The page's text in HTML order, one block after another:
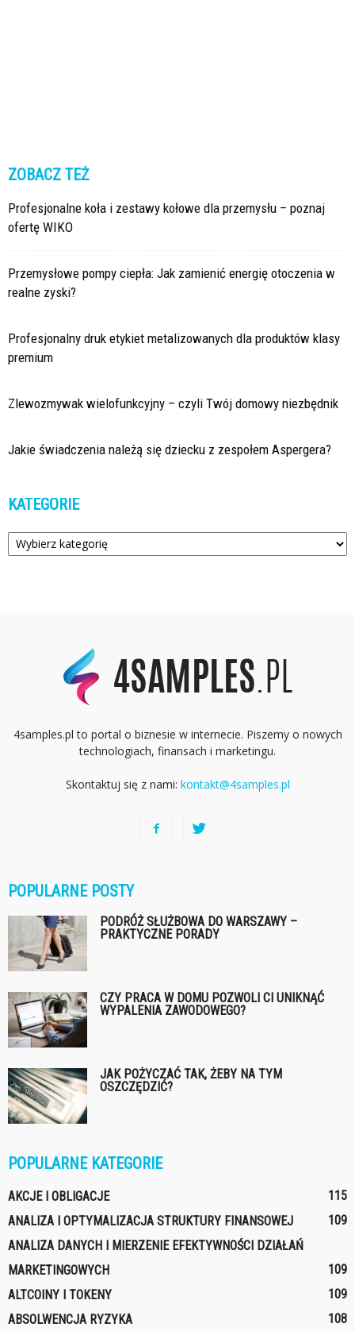
ZOBACZ TEŻ
Profesjonalne koła i zestawy kołowe dla przemysłu – poznaj
ofertę WIKO
Przemysłowe pompy ciepła: Jak zamienić energię otoczenia w
realne zyski?
Profesjonalny druk etykiet metalizowanych dla produktów klasy
premium
Zlewozmywak wielofunkcyjny – czyli Twój domowy niezbędnik
Jakie świadczenia należą się dziecku z zespołem Aspergera?
KATEGORIE
Kategorie
4samples.pl to portal o biznesie w internecie. Piszemy o nowych
technologiach, finansach i marketingu.
Skontaktuj się z nami: kontakt@4samples.pl
POPULARNE POSTY
PODRÓŻ SŁUŻBOWA DO WARSZAWY –
PRAKTYCZNE PORADY
CZY PRACA W DOMU POZWOLI CI UNIKNĄĆ
WYPALENIA ZAWODOWEGO?
JAK POŻYCZAĆ TAK, ŻEBY NA TYM
OSZCZĘDZIĆ?
POPULARNE KATEGORIE
AKCJE I OBLIGACJE
115
ANALIZA I OPTYMALIZACJA STRUKTURY FINANSOWEJ
109
ANALIZA DANYCH I MIERZENIE EFEKTYWNOŚCI DZIAŁAŃ
MARKETINGOWYCH
109
ALTCOINY I TOKENY
109
ABSOLWENCJA RYZYKA
108